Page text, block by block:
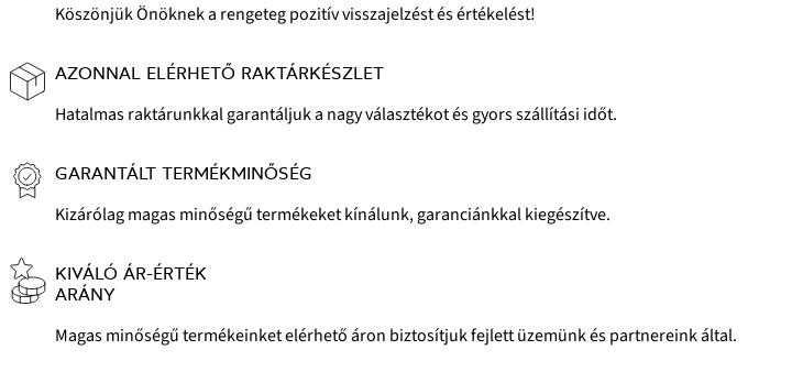
Köszönjük Önöknek a rengeteg pozitív visszajelzést és értékelést!
AZONNAL ELÉRHETŐ RAKTÁRKÉSZLET
Hatalmas raktárunkkal garantáljuk a nagy választékot és gyors szállítási időt.
GARANTÁLT TERMÉKMINŐSÉG
Kizárólag magas minőségű termékeket kínálunk, garanciánkkal kiegészítve.
KIVÁLÓ ÁR-ÉRTÉK
ARÁNY
Magas minőségű termékeinket elérhető áron biztosítjuk fejlett üzemünk és partnereink által.